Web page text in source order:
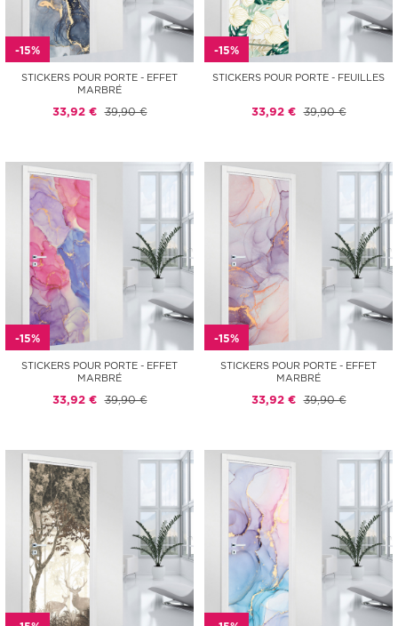
-15%
STICKERS POUR PORTE - EFFET
MARBRÉ
33,92 € 39,90 €
-15%
STICKERS POUR PORTE - FEUILLES
33,92 € 39,90 €
-15%
STICKERS POUR PORTE - EFFET
MARBRÉ
33,92 € 39,90 €
-15%
STICKERS POUR PORTE - EFFET
MARBRÉ
33,92 € 39,90 €